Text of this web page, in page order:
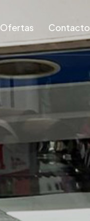
Ofertas Contacto